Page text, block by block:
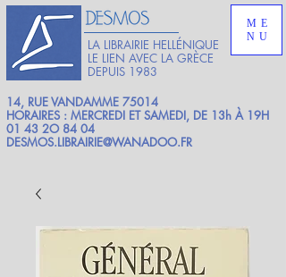
LA LIBRAIRIE HELLÉNIQUE
LE LIEN AVEC LA GRÈCE
DEPUIS 1983
ME
NU
14, RUE VANDAMME 75014
HORAIRES : MERCREDI ET SAMEDI, DE 13h À 19H
01 43 2O 84 04
DESMOS.LIBRAIRIE@WANADOO.FR